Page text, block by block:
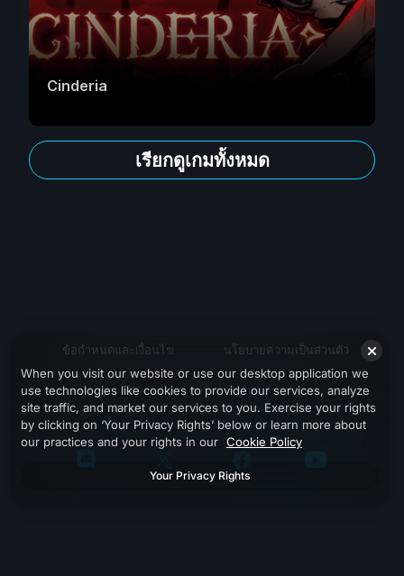
Cinderia
เรียกดูเกมทั้งหมด
ข้อกำหนดและเงื่อนไข นโยบายความเป็นส่วนตัว
สนับสนุน
When you visit our website or use our desktop application we
use technologies like cookies to provide our services, analyze
site traffic, and market our services to you. Exercise your rights
by clicking on ‘Your Privacy Rights’ below or learn more about
our practices and your rights in our Cookie Policy
Your Privacy Rights